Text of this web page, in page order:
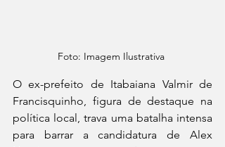
Foto: Imagem Ilustrativa
O ex-prefeito de Itabaiana Valmir de
Francisquinho, figura de destaque na
política local, trava uma batalha intensa
para barrar a candidatura de Alex